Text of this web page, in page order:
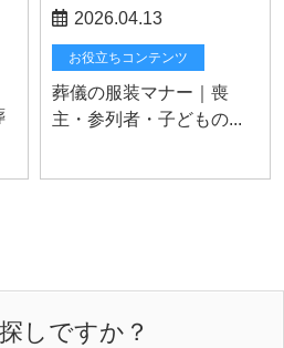
2026.04.13
お役立ちコンテンツ
葬儀の服装マナー｜喪
主・参列者・子どもの...
探しですか？